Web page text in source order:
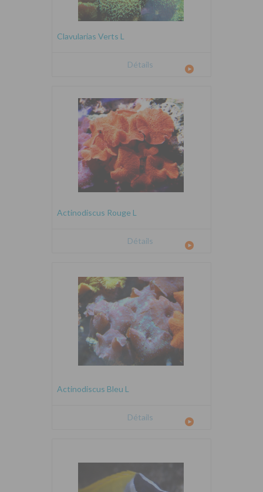
Clavularias Verts L
Détails
Actinodiscus Rouge L
Détails
Actinodiscus Bleu L
Détails